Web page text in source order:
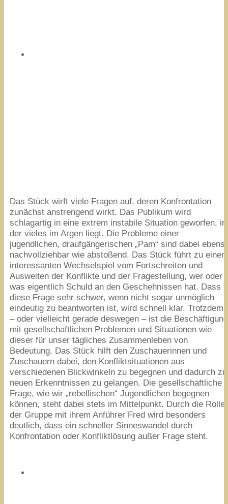
Das Stück wirft viele Fragen auf, deren Konfrontation
zunächst anstrengend wirkt. Das Publikum wird
schlagartig in eine extrem instabile Situation geworfen, in
der vieles im Argen liegt. Die Probleme einer
jugendlichen, draufgängerischen„Pam“ sind dabei
nachvollziehbar wie abstoßend. Das Stück führt zu
interessanten Wechselspiel vom Fortschreiten und
Ausweiten der Konflikte und der Fragestellung, wer oder
was eigentlich Schuld an den Geschehnissen hat. Dass
diese Frage sehr schwer, wenn nicht sogar unmöglich
eindeutig zu beantworten ist, wird schnell klar. Trotzdem
– oder vielleicht gerade deswegen – ist die Beschäftigung
mit gesellschaftlichen Problemen und Situationen wie
dieser für unser tägliches Zusammenleben von
Bedeutung. Das Stück hilft den Zuschauerinnen und
Zuschauern dabei, den Konfliktsituationen aus
verschiedenen Blickwinkeln zu begegnen und dadurch zu
neuen Erkenntnissen zu gelangen. Die gesellschaftliche
Frage, wie wir„rebellischen“ Jugendlichen begegnen
können, steht dabei stets im Mittelpunkt. Durch die Rolle
der Gruppe mit ihrem Anführer Fred wird besonders
deutlich, dass ein schneller Sinneswandel durch
Konfrontation oder Konfliktlösung außer Frage steht.